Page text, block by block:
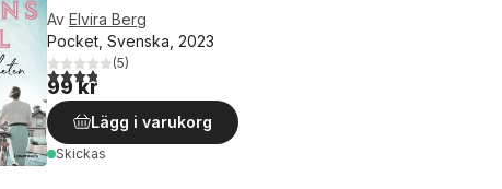
Av Elvira Berg
Pocket, Svenska, 2023
3,8utav 5 stjärnor. Totalt antal röster:
(5)
99 kr
Lägg i varukorg
Skickas